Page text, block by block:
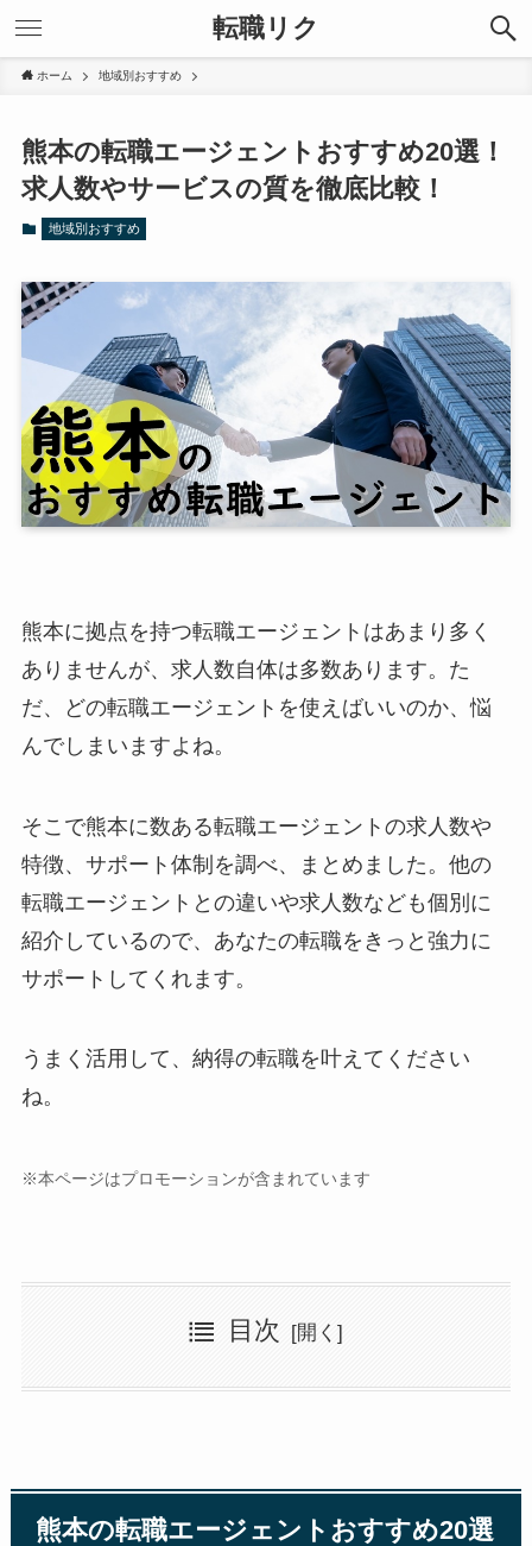
転職リク
ホーム 地域別おすすめ
熊本の転職エージェントおすすめ20選！
求人数やサービスの質を徹底比較！
地域別おすすめ
熊本に拠点を持つ転職エージェントはあまり多く
ありませんが、求人数自体は多数あります。た
だ、どの転職エージェントを使えばいいのか、悩
んでしまいますよね。
そこで熊本に数ある転職エージェントの求人数や
特徴、サポート体制を調べ、まとめました。他の
転職エージェントとの違いや求人数なども個別に
紹介しているので、あなたの転職をきっと強力に
サポートしてくれます。
うまく活用して、納得の転職を叶えてください
ね。
※本ページはプロモーションが含まれています
目次
熊本の転職エージェントおすすめ20選